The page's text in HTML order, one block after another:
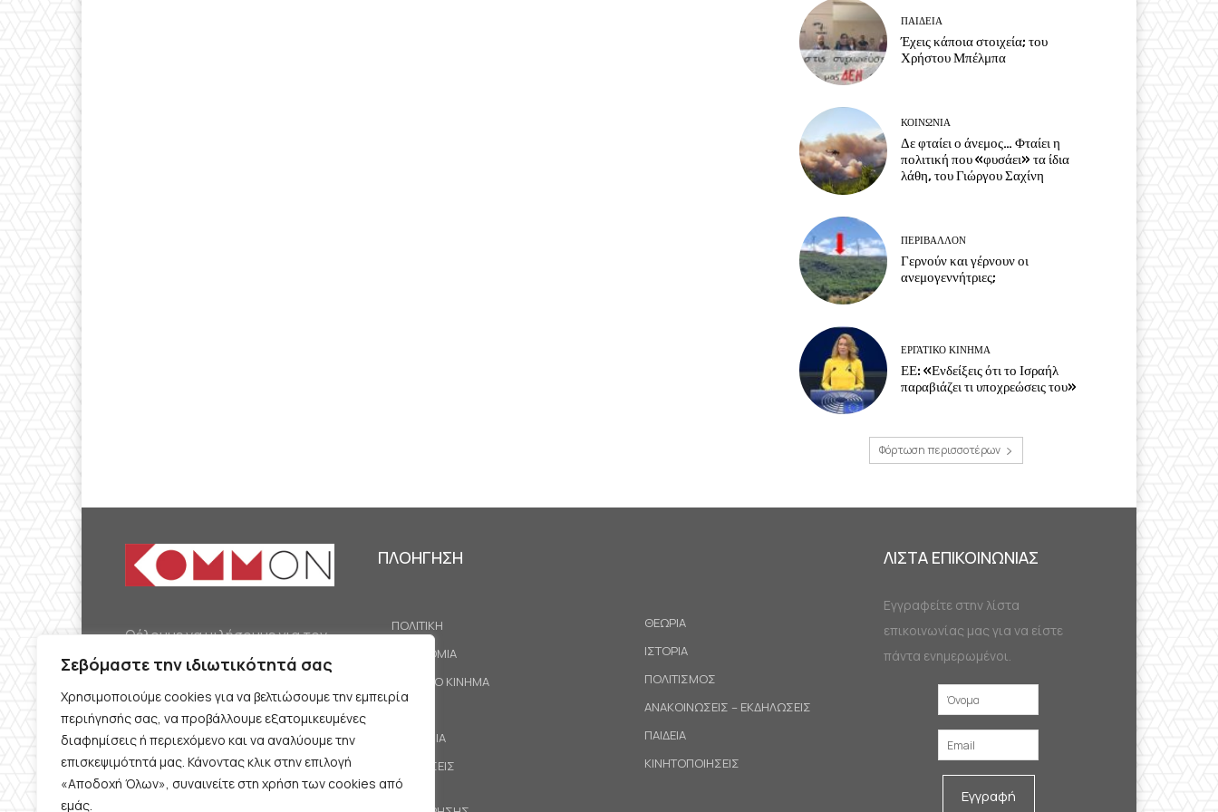
Σεβόμαστε την ιδιωτικότητά σας
Χρησιμοποιούμε cookies για να βελτιώσουμε την εμπειρία
περιήγησής σας, να προβάλλουμε εξατομικευμένες
διαφημίσεις ή περιεχόμενο και να αναλύουμε την
επισκεψιμότητά μας. Κάνοντας κλικ στην επιλογή
«Αποδοχή Όλων», συναινείτε στη χρήση των cookies από
εμάς.
ΠΑΙΔΕΙΑ
Έχεις κάποια στοιχεία; του
Χρήστου Μπέλμπα
ΚΟΙΝΩΝΙΑ
Δε φταίει ο άνεμος… Φταίει η
πολιτική που «φυσάει» τα ίδια
λάθη, του Γιώργου Σαχίνη
ΠΕΡΙΒΆΛΛΟΝ
Γερνούν και γέρνουν οι
ανεμογεννήτριες;
ΕΡΓΑΤΙΚΟ ΚΙΝΗΜΑ
ΕΕ: «Ενδείξεις ότι το Ισραήλ
παραβιάζει τι υποχρεώσεις του»
Φόρτωση περισσοτέρων
Θέλουμε να μιλήσουμε για τον
κομμουνισμό της εποχής μας,
την αναγκαία αλλά όχι
δεδομένη προοπτική.
Θέλουμε να μιλήσουμε
ταυτόχρονα για την
καθημερινή επιβίωση και τον
ΠΛΟΗΓΗΣΗ
ΠΟΛΙΤΙΚΗ
ΟΙΚΟΝΟΜΙΑ
ΕΡΓΑΤΙΚΟ ΚΙΝΗΜΑ
ΚΟΙΝΩΝΙΑ
ΠΡΟΤΑΣΕΙΣ
ΘΕΩΡΙΑ
ΙΣΤΟΡΙΑ
ΠΟΛΙΤΙΣΜΟΣ
ΑΝΑΚΟΙΝΩΣΕΙΣ – ΕΚΔΗΛΩΣΕΙΣ
ΠΑΙΔΕΙΑ
ΚΙΝΗΤΟΠΟΙΗΣΕΙΣ
ΛΙΣΤΑ ΕΠΙΚΟΙΝΩΝΙΑΣ
Εγγραφείτε στην λίστα
επικοινωνίας μας για να είστε
πάντα ενημερωμένοι.
Εγγραφή